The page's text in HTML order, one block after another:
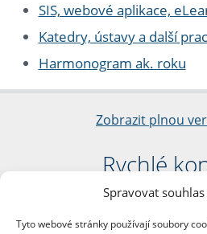
Spravovat
Tyto webové stránky používají soubory
SIS, webové aplikace,
Katedry, ústavy a další
Harmonogram ak. roku
Zobrazit plnou
Rychlé
Filozofická